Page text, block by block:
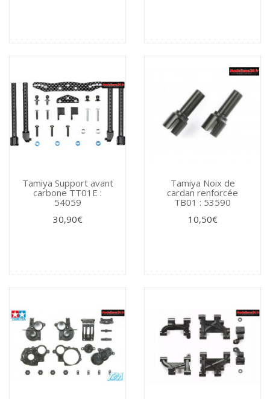
Tamiya Support avant
carbone TT01E :
54059
30,90€
Tamiya Noix de
cardan renforcée
TB01 : 53590
10,50€